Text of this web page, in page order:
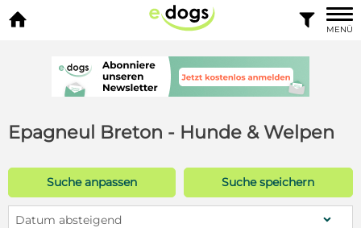
 
MENÜ
Epagneul Breton - Hunde & Welpen
Suche anpassen Suche speichern
Datum absteigend